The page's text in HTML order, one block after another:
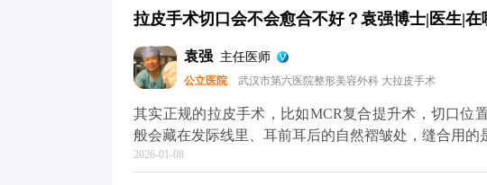
也能让提升效果更精准、更持久。 其实拉皮和填充并
台（公众号、百家号、小红薯）预约面诊，详细了解。
拉皮手术切口会不会愈合不好？袁强博士|医生|
袁强 主任医师
公立医院 武汉市第六医院整形美容外科 大拉皮手术
其实正规的拉皮手术，比如MCR复合提升术，切口位
般会藏在发际线里、耳前耳后的自然褶皱处，缝合用
1-3个月就基本看不出来了。至于大家担心的耳朵变形，
2026-01-08